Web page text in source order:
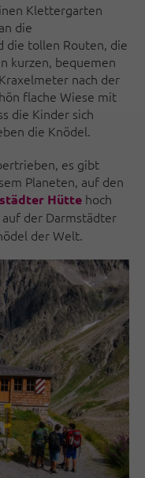
Klettergarten
die
die tollen Routen, die
kurzen, bequemen
nach der
flache Wiese mit
die Kinder sich
die Knödel.
es gibt
Planeten, auf den
Hütte hoch
auf der Darmstädter
der Welt.